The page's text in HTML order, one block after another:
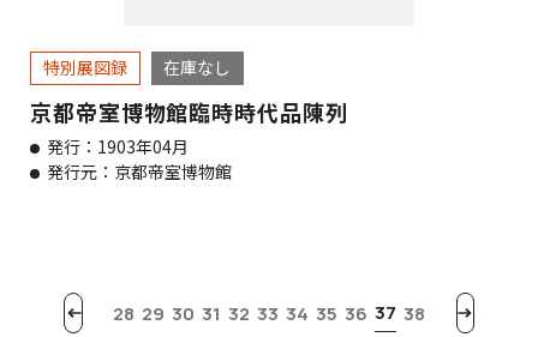
特別展図録 在庫なし
京都帝室博物館臨時時代品陳列
発行：1903年04月
発行元：京都帝室博物館
28 29 30 31 32 33 34 35 36 37 38